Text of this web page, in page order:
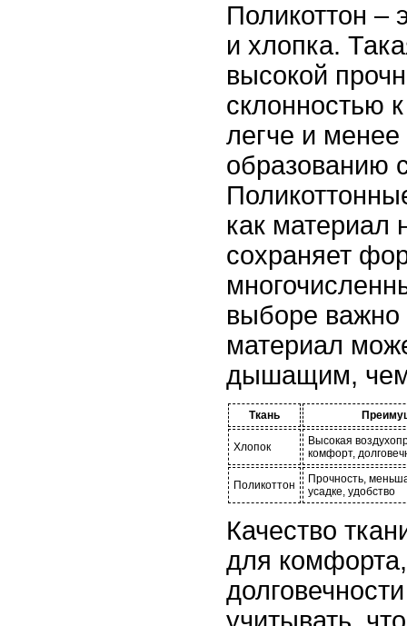
Поликоттон –
и хлопка.
высокой
склонностью
легче и
образованию
как материал
сохраняет
выборе важно
материал
дышащим, чем
Ткань
Хлопок
Высокая
комфорт,
Поликоттон
Прочность,
усадке, удобство
Качество
для